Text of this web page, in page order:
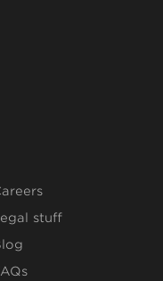
stuff